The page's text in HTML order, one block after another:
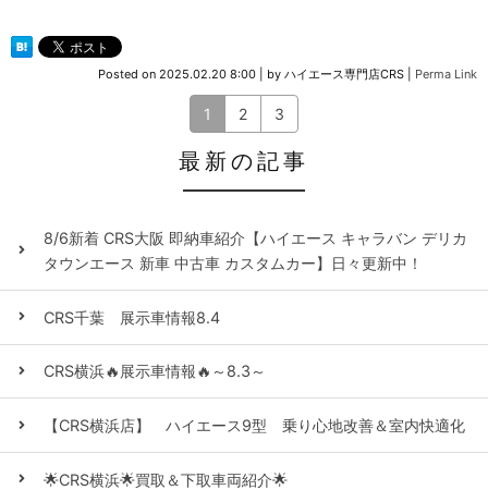
Posted on 2025.02.20 8:00 by ハイエース専門店CRS Perma Link
1 2 3
最新の記事
8/6新着 CRS大阪 即納車紹介【ハイエース キャラバン デリカ
タウンエース 新車 中古車 カスタムカー】日々更新中！
CRS千葉 展示車情報8.4
CRS横浜🔥展示車情報🔥～8.3～
【CRS横浜店】 ハイエース9型 乗り心地改善＆室内快適化
🌟CRS横浜🌟買取＆下取車両紹介🌟